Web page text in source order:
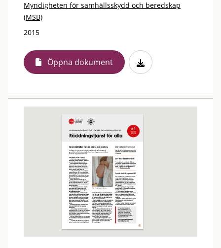
Myndigheten för samhällsskydd och beredskap
(MSB)
2015
Öppna dokument